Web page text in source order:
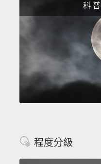
科 普
程度分級